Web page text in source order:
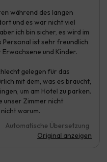
während des langen
und es war nicht viel
ich bin sicher, es wird im
Personal ist sehr freundlich
und Kinder.
gelegen für das
mit dem, was es braucht,
um am Hotel zu parken.
unser Zimmer nicht
warum.
Automatische Übersetzung
Original anzeigen